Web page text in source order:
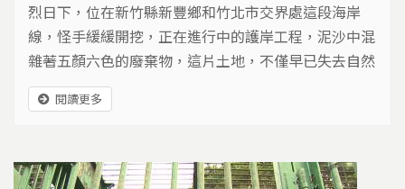
烈日下，位在新竹縣新豐鄉和竹北市交界處這段海岸
線，怪手緩緩開挖，正在進行中的護岸工程，泥沙中混
雜著五顏六色的廢棄物，這片土地，不僅早已失去自然
樣貌，還隱藏劇毒…
閱讀更多